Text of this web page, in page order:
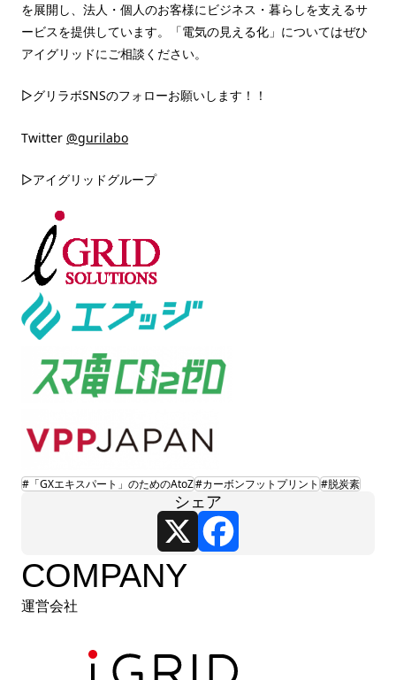
を展開し、法人・個人のお客様にビジネス・暮らしを支えるサ
ービスを提供しています。「電気の見える化」についてはぜひ
アイグリッドにご相談ください。
▷グリラボSNSのフォローお願いします！！
Twitter @gurilabo
▷アイグリッドグループ
#「GXエキスパート」のためのAtoZ#カーボンフットプリント#脱炭素
シェア
X
COMPANY
運営会社